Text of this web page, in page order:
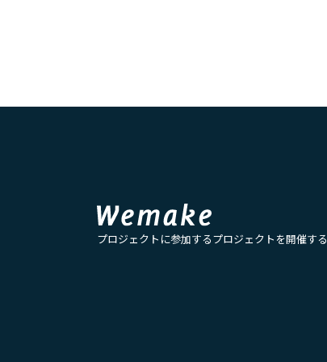
プロジェクトに参加するプロジェクトを開催する